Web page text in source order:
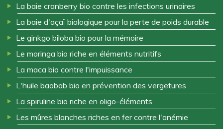
La baie cranberry bio contre les infections urinaires
La baie d'açaï biologique pour la perte de poids durable
Le ginkgo biloba bio pour la mémoire
Le moringa bio riche en éléments nutritifs
La maca bio contre l'impuissance
L'huile baobab bio en prévention des vergetures
La spiruline bio riche en oligo-éléments
Les mûres blanches riches en fer contre l'anémie